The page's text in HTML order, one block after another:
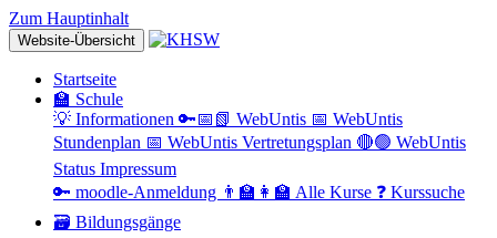
Zum Hauptinhalt
Website-Übersicht
Startseite
🏫 Schule
💡 Informationen 🔑📅📗 WebUntis 📅 WebUntis
Stundenplan 📅 WebUntis Vertretungsplan 🔴🟢 WebUntis
Status Impressum
🔑 moodle-Anmeldung 👨‍🏫👩‍🏫 Alle Kurse ❓ Kurssuche
🗃 Bildungsgänge